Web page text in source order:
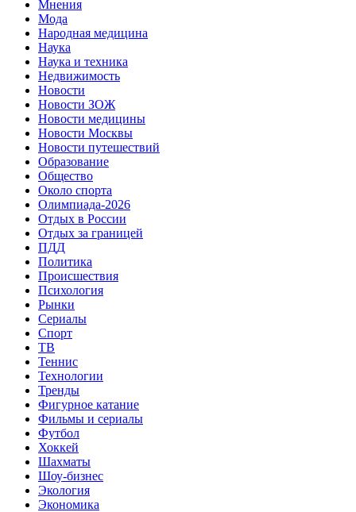
Мнения
Мода
Народная медицина
Наука
Наука и техника
Недвижимость
Новости
Новости ЗОЖ
Новости медицины
Новости Москвы
Новости путешествий
Образование
Общество
Около спорта
Олимпиада-2026
Отдых в России
Отдых за границей
ПДД
Политика
Происшествия
Психология
Рынки
Сериалы
Спорт
ТВ
Теннис
Технологии
Тренды
Фигурное катание
Фильмы и сериалы
Футбол
Хоккей
Шахматы
Шоу-бизнес
Экология
Экономика